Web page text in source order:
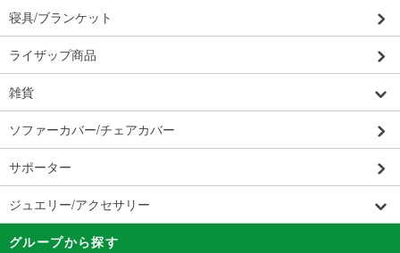
寝具/ブランケット
ライザップ商品
雑貨
ソファーカバー/チェアカバー
サポーター
ジュエリー/アクセサリー
グループから探す